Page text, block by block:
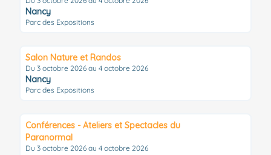
Nancy
Parc des Expositions
Salon Nature et Randos
Du 3 octobre 2026 au 4 octobre 2026
Nancy
Parc des Expositions
Conférences - Ateliers et Spectacles du
Paranormal
Du 3 octobre 2026 au 4 octobre 2026